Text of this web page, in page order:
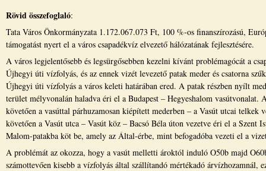
Rövid összefoglaló:
Tata Város Önkormányzata 1.172.067.073 Ft, 100 %-os finanszírozású,
támogatást nyert el a város csapadékvíz elvezető hálózatának fejlesztésére.
A város legjelentősebb és legsürgősebben kezelni kívánt problémagócát a
Újhegyi úti vízfolyás, és az ennek vizét levezető patak meder és csatorna
Újhegyi úti vízfolyás a város keleti határában ered. A patak részben nyílt
terület mélyvonalán haladva éri el a Budapest – Hegyeshalom vasútvonalat.
követően a vasúttal párhuzamosan kiépített mederben – a Vasút utcai telkek
követően a Vasút utca – Vasút köz – Bacsó Béla úton vezetve éri el a Szent
Malom-patakba köt be, amely az Által-érbe, mint befogadóba vezeti el a
A problémát az okozza, hogy a vasút melletti ároktól induló O50b majd
számottevően kisebb a vízfolyás által szállítandó mértékadó árvízhozamnál,